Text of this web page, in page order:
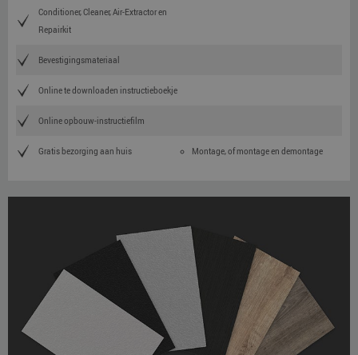
Conditioner, Cleaner, Air-Extractor en
Repairkit
Bevestigingsmateriaal
Online te downloaden instructieboekje
Online opbouw-instructiefilm
Gratis bezorging aan huis Montage, of montage en demontage